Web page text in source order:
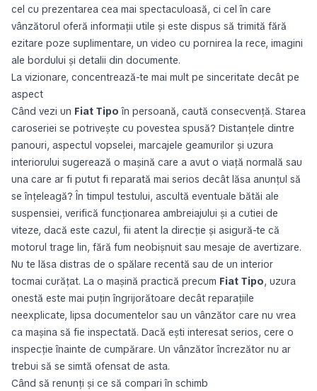
cel cu prezentarea cea mai spectaculoasă, ci cel în care
vânzătorul oferă informații utile și este dispus să trimită fără
ezitare poze suplimentare, un video cu pornirea la rece, imagini
ale bordului și detalii din documente.
La vizionare, concentrează-te mai mult pe sinceritate decât pe
aspect
Când vezi un Fiat Tipo în persoană, caută consecvență. Starea
caroseriei se potrivește cu povestea spusă? Distanțele dintre
panouri, aspectul vopselei, marcajele geamurilor și uzura
interiorului sugerează o mașină care a avut o viață normală sau
una care ar fi putut fi reparată mai serios decât lăsa anunțul să
se înțeleagă? În timpul testului, ascultă eventuale bătăi ale
suspensiei, verifică funcționarea ambreiajului și a cutiei de
viteze, dacă este cazul, fii atent la direcție și asigură-te că
motorul trage lin, fără fum neobișnuit sau mesaje de avertizare.
Nu te lăsa distras de o spălare recentă sau de un interior
tocmai curățat. La o mașină practică precum Fiat Tipo, uzura
onestă este mai puțin îngrijorătoare decât reparațiile
neexplicate, lipsa documentelor sau un vânzător care nu vrea
ca mașina să fie inspectată. Dacă ești interesat serios, cere o
inspecție înainte de cumpărare. Un vânzător încrezător nu ar
trebui să se simtă ofensat de asta.
Când să renunți și ce să compari în schimb